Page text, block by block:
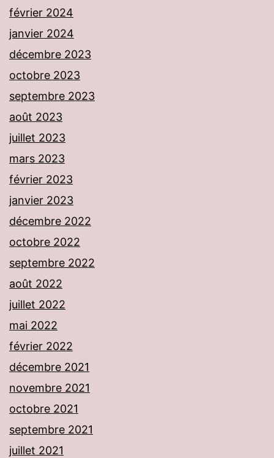
février 2024
janvier 2024
décembre 2023
octobre 2023
septembre 2023
août 2023
juillet 2023
mars 2023
février 2023
janvier 2023
décembre 2022
octobre 2022
septembre 2022
août 2022
juillet 2022
mai 2022
février 2022
décembre 2021
novembre 2021
octobre 2021
septembre 2021
juillet 2021